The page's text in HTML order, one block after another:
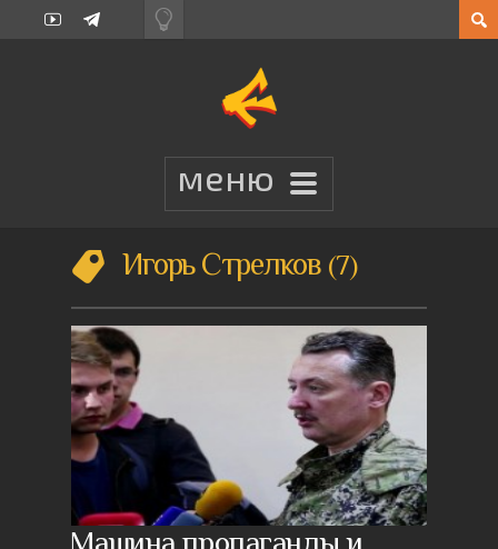
Игорь Стрелков 7
Машина пропаганды и